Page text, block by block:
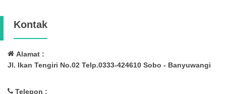
Kontak
Alamat :
Jl. Ikan Tengiri No.02 Telp.0333-424610 Sobo - Banyuwangi
Telepon :